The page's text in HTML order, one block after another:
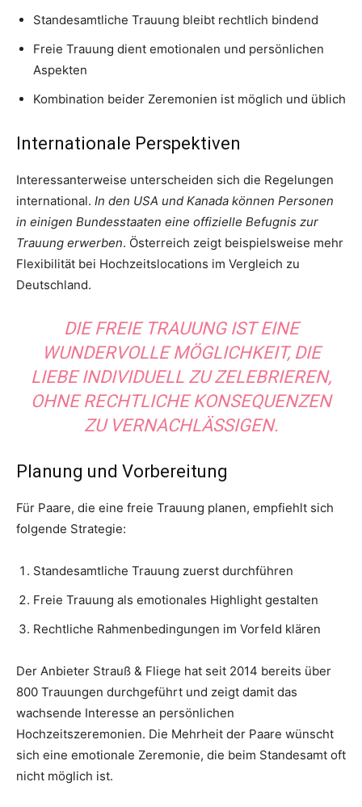
Standesamtliche Trauung bleibt rechtlich bindend
Freie Trauung dient emotionalen und persönlichen
Aspekten
Kombination beider Zeremonien ist möglich und üblich
Internationale Perspektiven
Interessanterweise unterscheiden sich die Regelungen
international. In den USA und Kanada können Personen
in einigen Bundesstaaten eine offizielle Befugnis zur
Trauung erwerben. Österreich zeigt beispielsweise mehr
Flexibilität bei Hochzeitslocations im Vergleich zu
Deutschland.
DIE FREIE TRAUUNG IST EINE
WUNDERVOLLE MÖGLICHKEIT, DIE
LIEBE INDIVIDUELL ZU ZELEBRIEREN,
OHNE RECHTLICHE KONSEQUENZEN
ZU VERNACHLÄSSIGEN.
Planung und Vorbereitung
Für Paare, die eine freie Trauung planen, empfiehlt sich
folgende Strategie:
Standesamtliche Trauung zuerst durchführen
Freie Trauung als emotionales Highlight gestalten
Rechtliche Rahmenbedingungen im Vorfeld klären
Der Anbieter Strauß & Fliege hat seit 2014 bereits über
800 Trauungen durchgeführt und zeigt damit das
wachsende Interesse an persönlichen
Hochzeitszeremonien. Die Mehrheit der Paare wünscht
sich eine emotionale Zeremonie, die beim Standesamt oft
nicht möglich ist.